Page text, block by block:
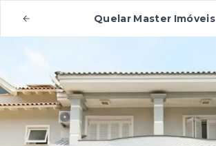
Quelar Master Imóveis